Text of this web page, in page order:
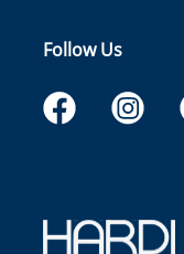
Follow Us